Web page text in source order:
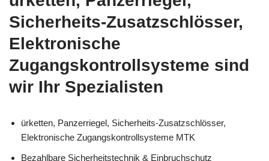
Sicherheits-Zusatzschlösser,
Elektronische
Zugangskontrollsysteme sind
wir Ihr Spezialisten
ürketten, Panzerriegel, Sicherheits-Zusatzschlösser,
Elektronische Zugangskontrollsysteme MTK
Bezahlbare Sicherheitstechnik & Einbruchschutz